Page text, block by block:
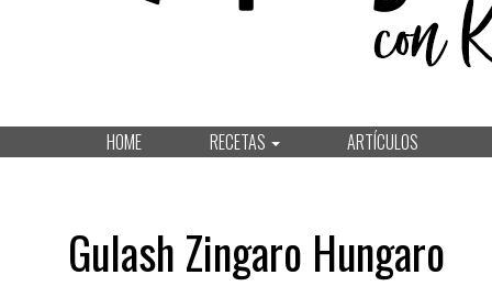
HOME RECETAS ARTÍCULOS
Gulash Zingaro Hungaro